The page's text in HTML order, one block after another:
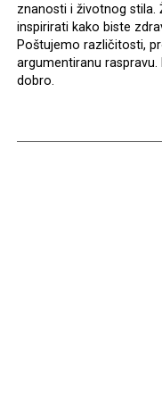
znanosti i životnog stila.
inspirirati kako biste
Poštujemo različitosti,
argumentiranu
dobro.